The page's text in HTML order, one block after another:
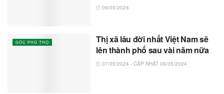
09/05/2024
GÓC PHÚ THỌ
Thị xã lâu đời nhất Việt Nam sẽ
lên thành phố sau vài năm nữa
07/05/2024 - CẬP NHẬT 09/05/2024